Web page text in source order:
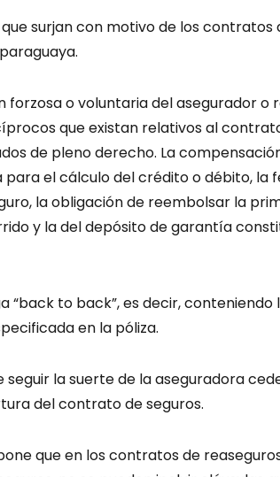
que surjan con motivo de los contratos
forzosa o voluntaria del asegurador o
que existan relativos al
de pleno derecho. La
el cálculo del crédito o débito, la
la obligación de reembolsar la
y la del depósito de garantía
“back to back”, es decir, conteniendo
en la póliza.
seguir la suerte de la aseguradora
del contrato de seguros.
que en los contratos de